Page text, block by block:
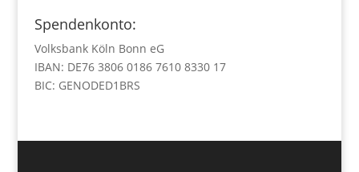
Spendenkonto:
Volksbank Köln Bonn eG
IBAN: DE76 3806 0186 7610 8330 17
BIC: GENODED1BRS